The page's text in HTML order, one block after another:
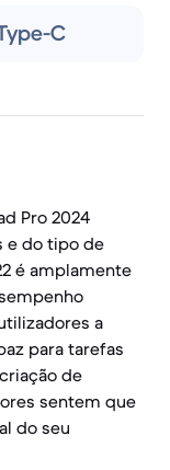
C
Pro 2024
e do tipo de
é amplamente
a
para tarefas
de
sentem que
do seu